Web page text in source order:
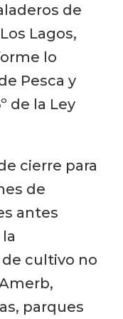
de
Lagos,
lo
Pesca y
de la Ley
cierre para
de
antes
cultivo no
parques